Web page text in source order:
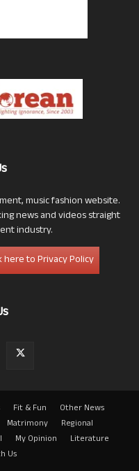
music fashion website.
news and videos straight
industry.
here to Privacy Policy
Fit & Fun
Other News
Matrimony
Regional
My Opinion
Literature
Us